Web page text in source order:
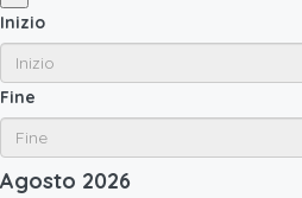
Inizio
Fine
Agosto 2026